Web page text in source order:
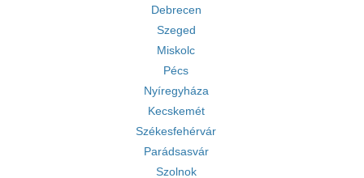
Debrecen
Szeged
Miskolc
Pécs
Nyíregyháza
Kecskemét
Székesfehérvár
Parádsasvár
Szolnok